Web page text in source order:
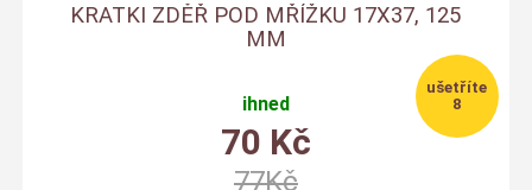
KRATKI ZDĚŘ POD MŘÍŽKU 17X37, 125
MM
ihned
70 Kč
8
77Kč